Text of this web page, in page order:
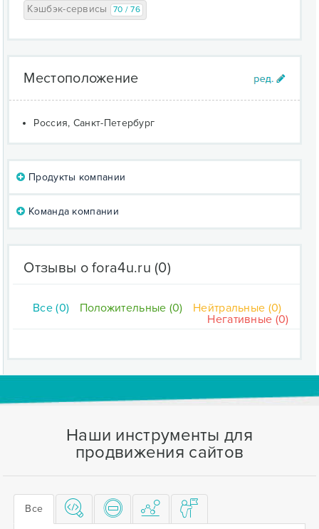
Кэшбэк-сервисы 70 / 76
Местоположение
Россия, Санкт-Петербург
Продукты компании
Команда компании
Отзывы о fora4u.ru (0)
Все (0) Положительные (0)
Нейтральные (0)
Негативные (0)
Наши инструменты для
продвижения сайтов
Все